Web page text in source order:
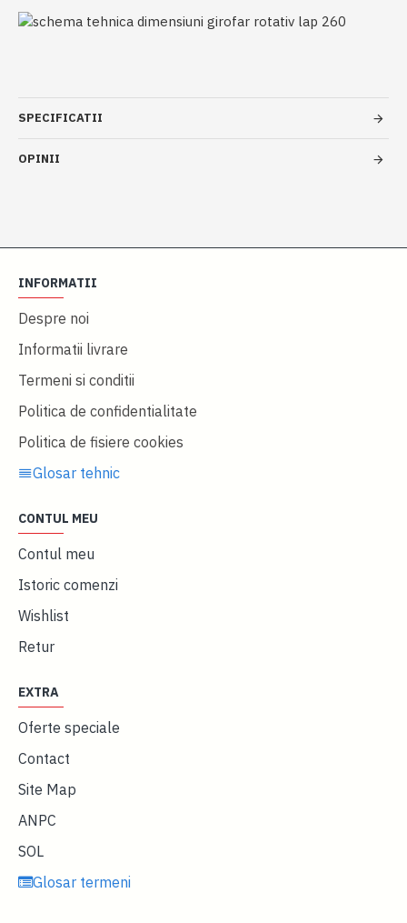
SPECIFICATII
OPINII
INFORMATII
Despre noi
Informatii livrare
Termeni si conditii
Politica de confidentialitate
Politica de fisiere cookies
Glosar tehnic
CONTUL MEU
Contul meu
Istoric comenzi
Wishlist
Retur
EXTRA
Oferte speciale
Contact
Site Map
ANPC
SOL
Glosar termeni